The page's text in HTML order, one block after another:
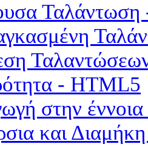
- HTML5
στην
και